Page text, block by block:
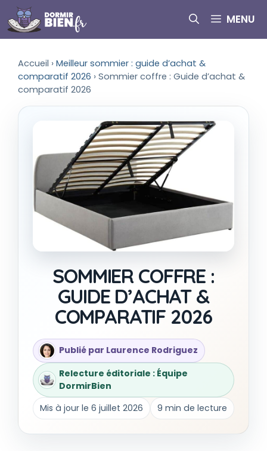
Aller
au
contenu
MENU
Accueil › Meilleur sommier : guide d’achat &
comparatif 2026 › Sommier coffre : Guide d’achat &
comparatif 2026
SOMMIER COFFRE :
GUIDE D’ACHAT &
COMPARATIF 2026
Publié par Laurence Rodriguez
Relecture éditoriale : Équipe
DormirBien
Mis à jour le 6 juillet 2026
9 min de lecture